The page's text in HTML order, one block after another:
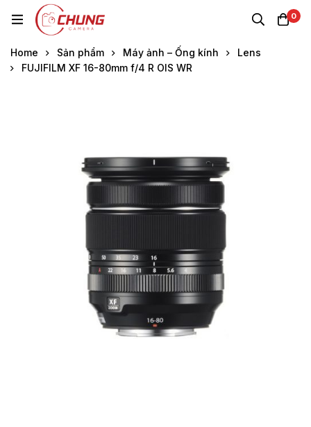
0
Home Sản phẩm Máy ảnh – Ống kính
Lens
FUJIFILM XF 16-80mm f/4 R OIS WR